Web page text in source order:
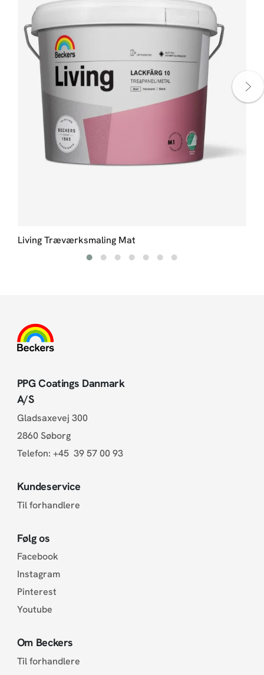
Living Træværksmaling Mat
PPG Coatings Danmark
A/S
Gladsaxevej 300
2860 Søborg
Telefon: +45 39 57 00 93
Kundeservice
Til forhandlere
Følg os
Facebook
Instagram
Pinterest
Youtube
Om Beckers
Til forhandlere